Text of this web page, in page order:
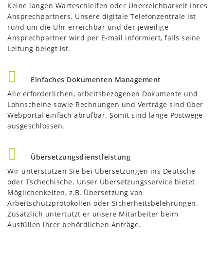
Keine langen Warteschleifen oder Unerreichbarkeit Ihres
Ansprechpartners. Unsere digitale Telefonzentrale ist
rund um die Uhr erreichbar und der jeweilige
Ansprechpartner wird per E-mail informiert, falls seine
Leitung belegt ist.
Einfaches Dokumenten Management
Alle erforderlichen, arbeitsbezogenen Dokumente und
Lohnscheine sowie Rechnungen und Verträge sind über
Webportal einfach abrufbar. Somit sind lange Postwege
ausgeschlossen.
Übersetzungsdienstleistung
Wir unterstützen Sie bei Übersetzungen ins Deutsche
oder Tschechische. Unser Übersetzungsservice bietet
Möglichenkeiten, z.B. Übersetzung von
Arbeitschutzprotokollen oder Sicherheitsbelehrungen.
Zusätzlich untertützt er unsere Mitarbeiter beim
Ausfüllen ihrer behördlichen Anträge.